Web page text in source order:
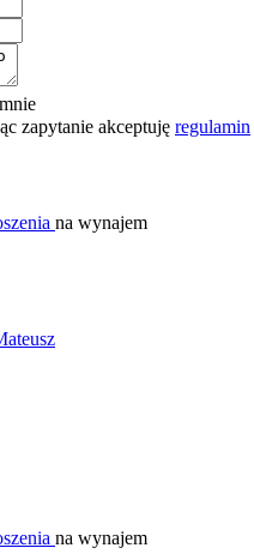
zapytanie akceptuję regulamin
na wynajem
na wynajem